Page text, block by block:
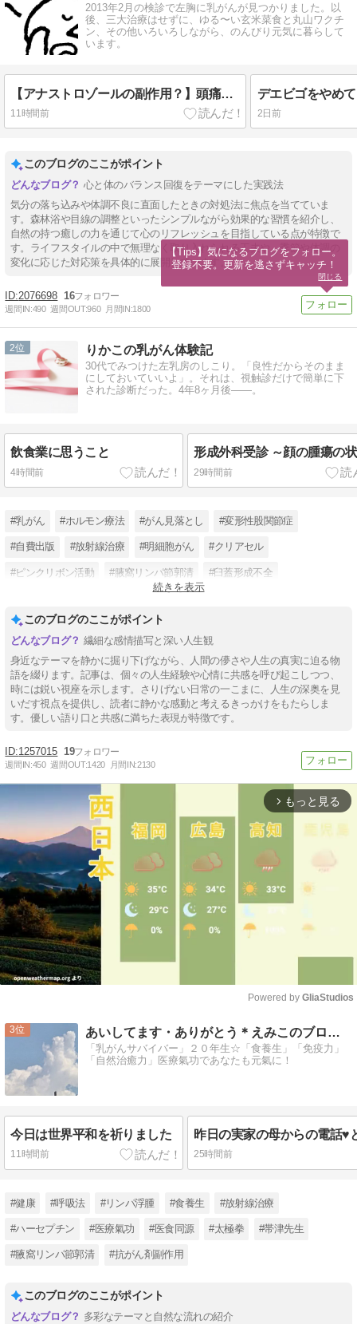
2013年2月の検診で左胸に乳がんが見つかりました。以
後、三大治療はせずに、ゆる〜い玄米菜食と丸山ワクチ
ン、その他いろいろしながら、のんびり元気に暮らして
います。
【アナストロゾールの副作用？】頭痛が治まった漢方薬と、寝不足でやる気ゼロの日
11時間前
デエビゴをやめ
2日前
このブログのここがポイント
心と体のバランス回復をテーマにした実践法
気分の落ち込みや体調不良に直面したときの対処法に焦点を当てていま
す。森林浴や目線の調整といったシンプルながら効果的な習慣を紹介し、
自然の持つ癒しの力を通じて心のリフレッシュを目指している点が特徴で
す。ライフスタイルの中で無理なく取り入れられる工夫や、季節や体調の
変化に応じた対応策を具体的に展開しています。
2076698 16
週間IN:490 週間OUT:960 月間IN:1800
2 りかこの乳がん体験記
30代でみつけた左乳房のしこり。「良性だからそのまま
にしておいていいよ」。それは、視触診だけで簡単に下
された診断だった。4年8ヶ月後――。
飲食業に思うこと
4時間前
形成外科受診 ～顔の腫瘍の
29時間前
#乳がん #ホルモン療法 #がん見落とし #変形性股関節症
#自費出版 #放射線治療 #明細胞がん #クリアセル
#ピンクリボン活動 #腋窩リンパ節郭清 #臼蓋形成不全
続きを表示
このブログのここがポイント
繊細な感情描写と深い人生観
身近なテーマを静かに掘り下げながら、人間の儚さや人生の真実に迫る物
語を綴ります。記事は、個々の人生経験や心情に共感を呼び起こしつつ、
時には鋭い視座を示します。さりげない日常の一こまに、人生の深奥を見
いだす視点を提供し、読者に静かな感動と考えるきっかけをもたらしま
す。優しい語り口と共感に満ちた表現が特徴です。
1257015 19
週間IN:450 週間OUT:1420 月間IN:2130
arrow_forward_ios もっと見る
Mute
Powered by GliaStudios
3 あいしてます・ありがとう＊えみこのブログ＊乳がんになってから
「乳がんサバイバー」２０年生☆「食養生」「免疫力」
「自然治癒力」医療氣功であなたも元氣に！
今日は世界平和を祈りました
11時間前 25時間前
#健康 #呼吸法 #リンパ浮腫 #食養生 #放射線治療
#ハーセプチン #医療氣功 #医食同源 #太極拳 #帯津先生
#腋窩リンパ節郭清 #抗がん剤副作用
このブログのここがポイント
多彩なテーマと自然な流れの紹介
【Tips】気になるブログをフォロー。
登録不要。更新を逃さずキャッチ！
閉じる